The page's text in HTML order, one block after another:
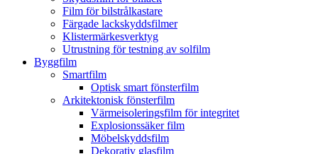
Film för bilstrålkastare
Färgade lackskyddsfilmer
Klistermärkesverktyg
Utrustning för testning av solfilm
Byggfilm
Smartfilm
Optisk smart fönsterfilm
Arkitektonisk fönsterfilm
Värmeisoleringsfilm för integritet
Explosionssäker film
Möbelskyddsfilm
Dekorativ glasfilm